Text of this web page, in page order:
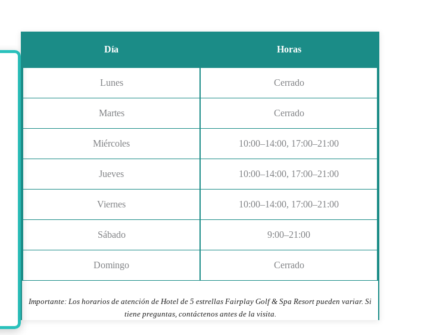
Día Horas
Lunes Cerrado
Martes Cerrado
Miércoles 10:00–14:00, 17:00–21:00
Jueves 10:00–14:00, 17:00–21:00
Viernes 10:00–14:00, 17:00–21:00
Sábado 9:00–21:00
Domingo Cerrado
Importante: Los horarios de atención de Hotel de 5 estrellas Fairplay Golf & Spa Resort pueden variar. Si
tiene preguntas, contáctenos antes de la visita.